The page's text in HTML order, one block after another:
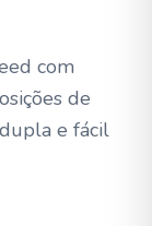
com
de
e fácil